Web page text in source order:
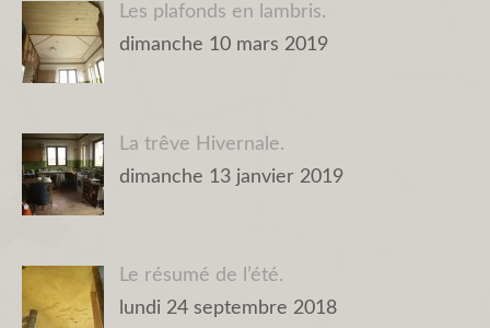
Les plafonds en lambris.
dimanche 10 mars 2019
La trêve Hivernale.
dimanche 13 janvier 2019
Le résumé de l’été.
lundi 24 septembre 2018